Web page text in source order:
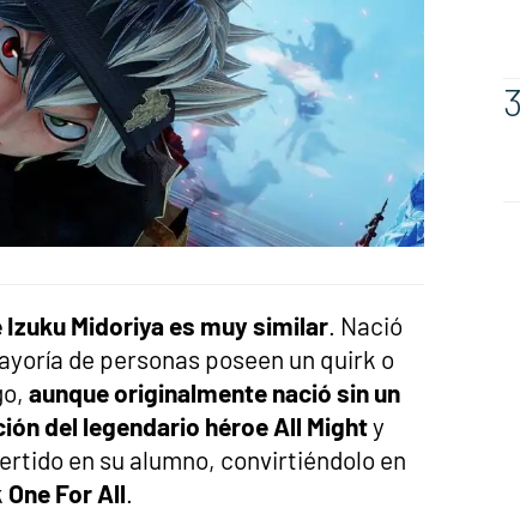
Midoriya es muy similar . Nació
de personas poseen un quirk o
aunque originalmente nació sin un
del legendario héroe All Mighty
en su alumno, convirtiéndolo en
One For All